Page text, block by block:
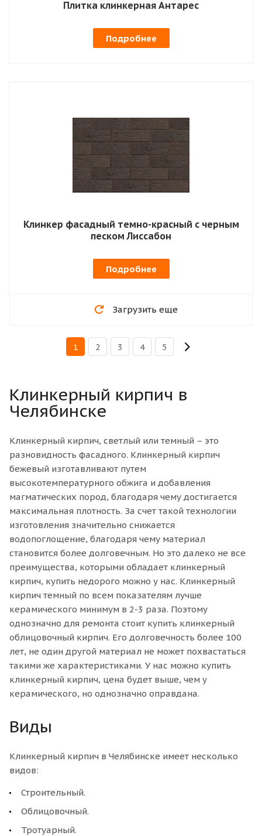
Плитка клинкерная Антарес
Подробнее
Клинкер фасадный темно-красный с черным
песком Лиссабон
Подробнее
Загрузить еще
1 2 3 4 5
Клинкерный кирпич в
Челябинске
Клинкерный кирпич, светлый или темный – это
разновидность фасадного. Клинкерный кирпич
бежевый изготавливают путем
высокотемпературного обжига и добавления
магматических пород, благодаря чему достигается
максимальная плотность. За счет такой технологии
изготовления значительно снижается
водопоглощение, благодаря чему материал
становится более долговечным. Но это далеко не все
преимущества, которыми обладает клинкерный
кирпич, купить недорого можно у нас. Клинкерный
кирпич темный по всем показателям лучше
керамического минимум в 2-3 раза. Поэтому
однозначно для ремонта стоит купить клинкерный
облицовочный кирпич. Его долговечность более 100
лет, не один другой материал не может похвастаться
такими же характеристиками. У нас можно купить
клинкерный кирпич, цена будет выше, чем у
керамического, но однозначно оправдана.
Виды
Клинкерный кирпич в Челябинске имеет несколько
видов:
Строительный.
Облицовочный.
Тротуарный.